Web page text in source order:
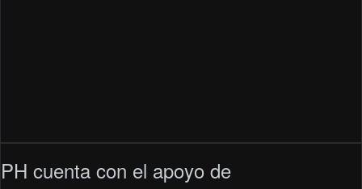
PH cuenta con el apoyo de